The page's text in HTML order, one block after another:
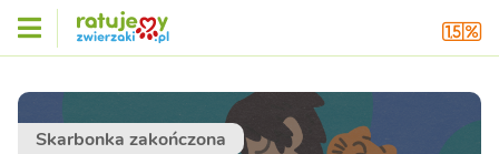
Skarbonka zakończona